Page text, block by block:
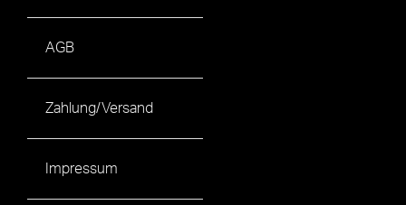
AGB
Zahlung/Versand
Impressum